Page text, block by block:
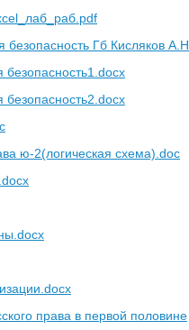
Гб Кисляков
ю-2(логическая схема).doc
права в первой половине